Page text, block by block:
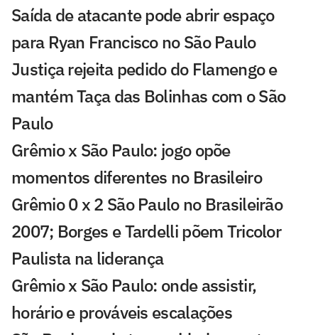
Saída de atacante pode abrir espaço
para Ryan Francisco no São Paulo
Justiça rejeita pedido do Flamengo e
mantém Taça das Bolinhas com o São
Paulo
Grêmio x São Paulo: jogo opõe
momentos diferentes no Brasileiro
Grêmio 0 x 2 São Paulo no Brasileirão
2007; Borges e Tardelli põem Tricolor
Paulista na liderança
Grêmio x São Paulo: onde assistir,
horário e prováveis escalações